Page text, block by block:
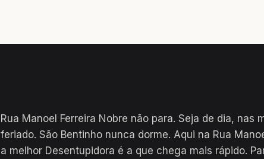
Rua Manoel Ferreira Nobre não para. Seja de dia, nas
feriado. São Bentinho nunca dorme. Aqui na Rua
a melhor Desentupidora é a que chega mais rápido.